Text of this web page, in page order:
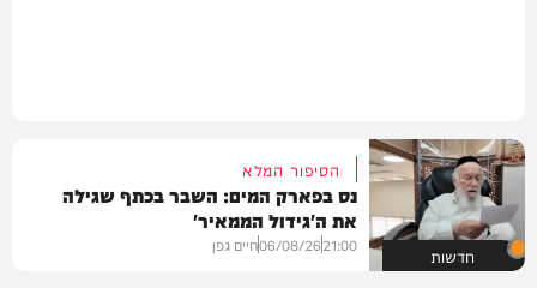
חדשות
הסיפור המלא
נס בפארק המים: השבר בכתף שגילה
את ה'גידול הממאיר'
21:00
06/08/26חיים גפן